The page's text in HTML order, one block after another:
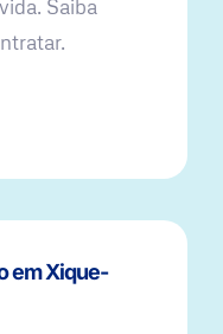
Saiba
em Xique-